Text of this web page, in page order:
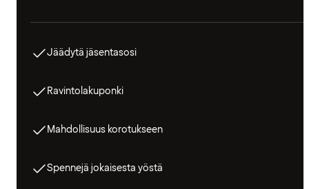
Jäädytä jäsentasosi
Ravintolakuponki
Mahdollisuus korotukseen
Spennejä jokaisesta yöstä